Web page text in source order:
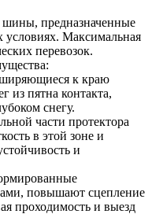
предназначенные
условиях. Максимальная
перевозок.
к краю
из пятна контакта,
снегу.
части протектора
в этой зоне и
и
повышают сцепление
проходимость и выезд